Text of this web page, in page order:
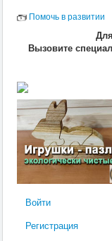
Заразные
Собаки
Заразные
Терапия
Анатомия
Ветеринария
Помочь в развитии
Вызовите
Войти
Регистрация